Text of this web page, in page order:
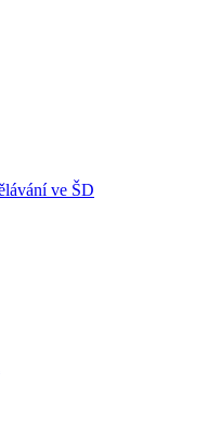
ve ŠD